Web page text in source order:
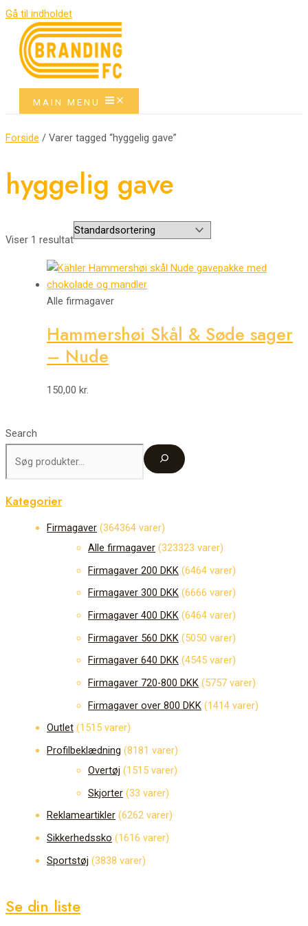
Gå til indholdet
MAIN MENU
Search
Kategorier
Firmagaver 364364 varer
Alle firmagaver 323323 varer
Firmagaver 200 DKK 6464 varer
Firmagaver 300 DKK 6666 varer
Firmagaver 400 DKK 6464 varer
Firmagaver 560 DKK 5050 varer
Firmagaver 640 DKK 4545 varer
Firmagaver 720-800 DKK 5757 varer
Firmagaver over 800 DKK 1414 varer
Outlet 1515 varer
Profilbeklædning 8181 varer
Overtøj
1515 varer
Skjorter 33 varer
Reklameartikler 6262 varer
Sikkerhedssko
1616 varer
Sportstøj 3838 varer
Se din liste
Forside / Varer tagged “hyggelig gave”
hyggelig gave
Viser 1 resultat
Alle firmagaver
Hammershøi Skål & Søde sager
– Nude
150,00 kr.